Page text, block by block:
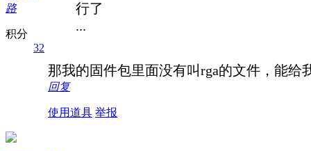
路
积分
32
行了
...
那我的固件包里面没有叫rga的文件，能给
回复
使用道具 举报